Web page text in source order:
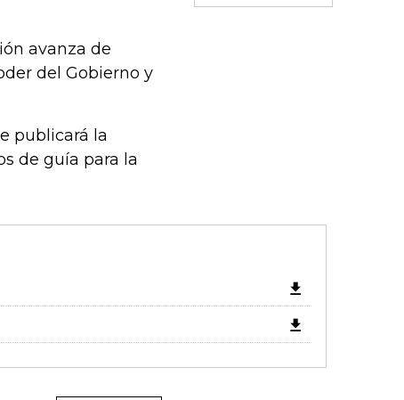
avanza de
del Gobierno y
publicará la
de guía para la